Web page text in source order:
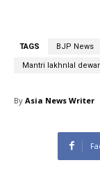
TAGS BJP News
Mantri lakhnlal
By Asia News Writer